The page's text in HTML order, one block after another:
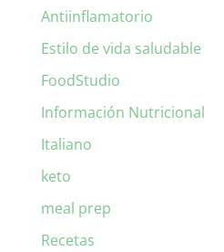
Antiinflamatorio
Estilo de vida saludable
FoodStudio
Información Nutricional
Italiano
keto
meal prep
Recetas